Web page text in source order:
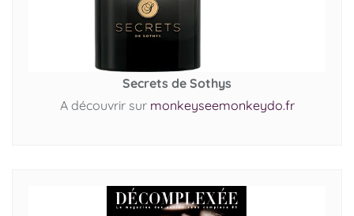
Secrets de Sothys
A découvrir sur monkeyseemonkeydo.fr